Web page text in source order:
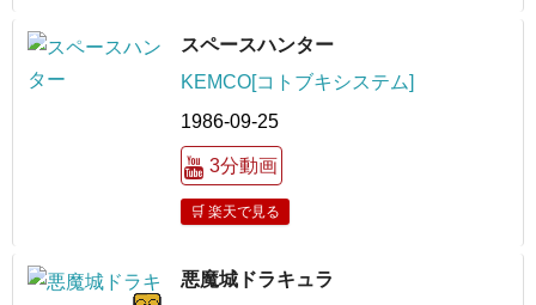
スペースハンター
KEMCO[コトブキシステム]
1986-09-25
3分動画
🛒 楽天で見る
悪魔城ドラキュラ